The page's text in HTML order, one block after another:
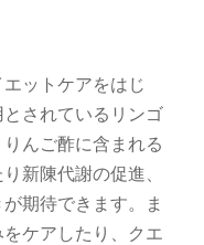
ットケアをはじ
されているリンゴ
んご酢に含まれる
新陳代謝の促進、
期待できます。ま
ケアしたり、クエ